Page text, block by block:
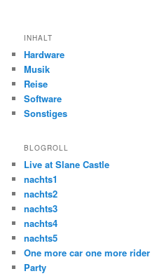
INHALT
Hardware
Musik
Reise
Software
Sonstiges
BLOGROLL
Live at Slane Castle
nachts1
nachts2
nachts3
nachts4
nachts5
One more car one more rider
Party